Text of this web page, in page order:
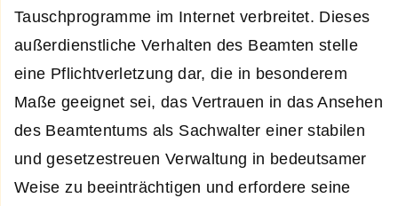
Tauschprogramme im Internet verbreitet. Dieses
außerdienstliche Verhalten des Beamten stelle
eine Pflichtverletzung dar, die in besonderem
Maße geeignet sei, das Vertrauen in das Ansehen
des Beamtentums als Sachwalter einer stabilen
und gesetzestreuen Verwaltung in bedeutsamer
Weise zu beeinträchtigen und erfordere seine